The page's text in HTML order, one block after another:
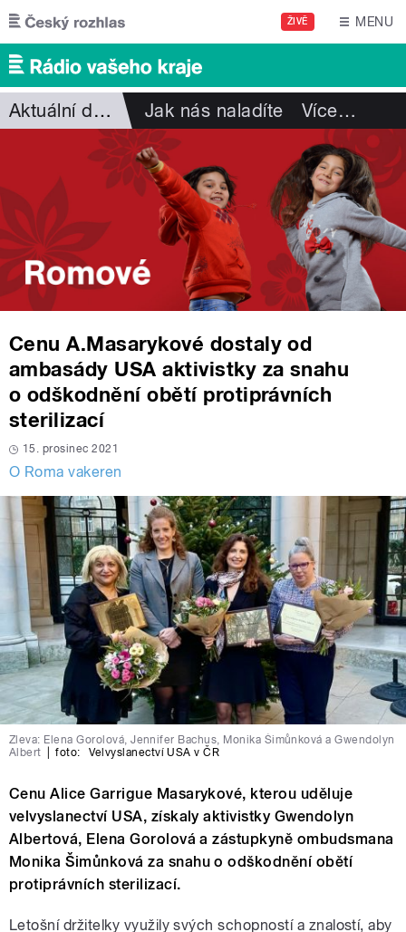
Přejít k hlavnímu obsahu
ŽIVĚ MENU
Aktuální dění Jak nás naladíte Více…
Cenu A.Masarykové dostaly od
ambasády USA aktivistky za snahu
o odškodnění obětí protiprávních
sterilizací
15. prosinec 2021
O Roma vakeren
Zleva: Elena Gorolová, Jennifer Bachus, Monika Šimůnková a Gwendolyn
Albert
foto: Velvyslanectví USA v ČR
Cenu Alice Garrigue Masarykové, kterou uděluje
velvyslanectví USA, získaly aktivistky Gwendolyn
Albertová, Elena Gorolová a zástupkyně ombudsmana
Monika Šimůnková za snahu o odškodnění obětí
protiprávních sterilizací.
Letošní držitelky využily svých schopností a znalostí, aby